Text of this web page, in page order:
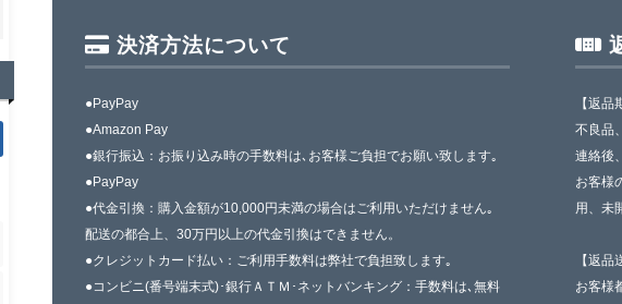
決済方法について
●PayPay
●Amazon Pay
●銀行振込：お振り込み時の手数料は､お客様ご負担でお願い致します｡
●PayPay
●代金引換：購入金額が10,000円未満の場合はご利用いただけません｡
配送の都合上、30万円以上の代金引換はできません。
●クレジットカード払い：ご利用手数料は弊社で負担致します｡
●コンビニ(番号端末式)･銀行ＡＴＭ･ネットバンキング：手数料は､無料
【返品
不良品
連絡後
お客様
用、未
【返品
お客様